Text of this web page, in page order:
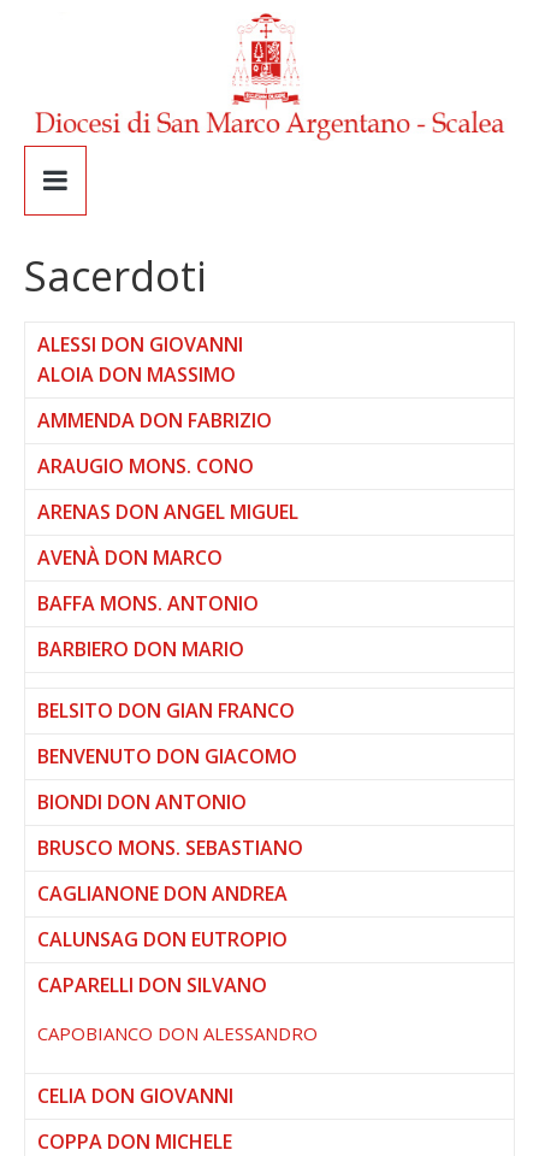
Sacerdoti
ALESSI DON GIOVANNI
ALOIA DON MASSIMO
AMMENDA DON FABRIZIO
ARAUGIO MONS. CONO
ARENAS DON ANGEL MIGUEL
AVENÀ DON MARCO
BAFFA MONS. ANTONIO
BARBIERO DON MARIO
BELSITO DON GIAN FRANCO
BENVENUTO DON GIACOMO
BIONDI DON ANTONIO
BRUSCO MONS. SEBASTIANO
CAGLIANONE DON ANDREA
CALUNSAG DON EUTROPIO
CAPARELLI DON SILVANO
CAPOBIANCO DON ALESSANDRO
CELIA DON GIOVANNI
COPPA DON MICHELE